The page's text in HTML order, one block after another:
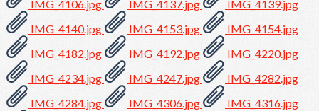
IMG_4106.jpg IMG_4137.jpg
IMG_4139.jpg
IMG_4140.jpg
IMG_4153.jpg
IMG_4154.jpg
IMG_4182.jpg
IMG_4192.jpg
IMG_4220.jpg
IMG_4234.jpg
IMG_4247.jpg
IMG_4282.jpg
IMG_4284.jpg
IMG_4306.jpg
IMG_4316.jpg